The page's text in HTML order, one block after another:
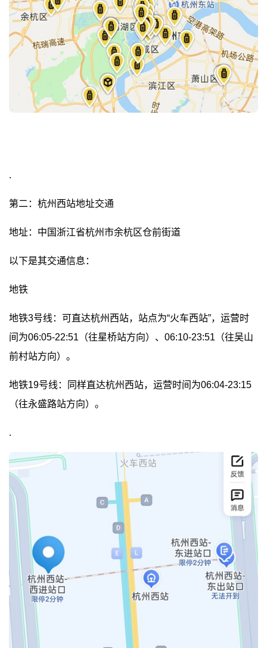
.
第二：杭州西站地址交通
地址：中国浙江省杭州市余杭区仓前街道
以下是其交通信息：
地铁
地铁3号线：可直达杭州西站，站点为“火车西站”，运营时
间为06:05-22:51（往星桥站方向）、06:10-23:51（往吴山
前村站方向）。
地铁19号线：同样直达杭州西站，运营时间为06:04-23:15
（往永盛路站方向）。
.